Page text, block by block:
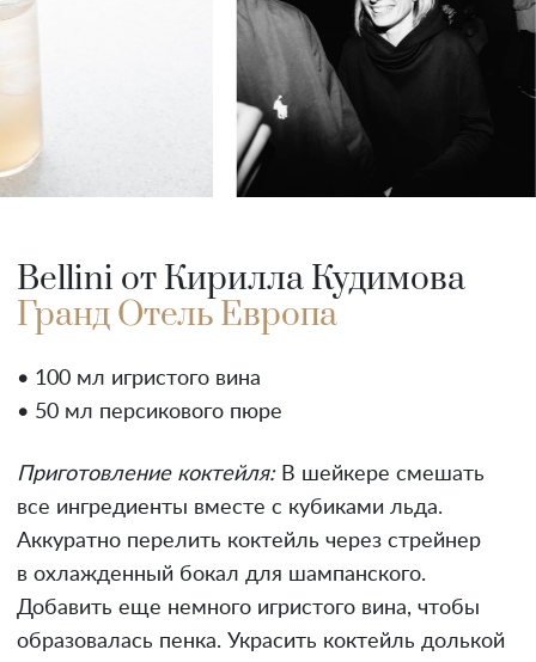
Bellini от Кирилла Кудимова
Гранд Отель Европа
• 100 мл игристого вина
• 50 мл персикового пюре
Приготовление коктейля: В шейкере смешать
все ингредиенты вместе с кубиками льда.
Аккуратно перелить коктейль через стрейнер
в охлажденный бокал для шампанского.
Добавить еще немного игристого вина, чтобы
образовалась пенка. Украсить коктейль долькой